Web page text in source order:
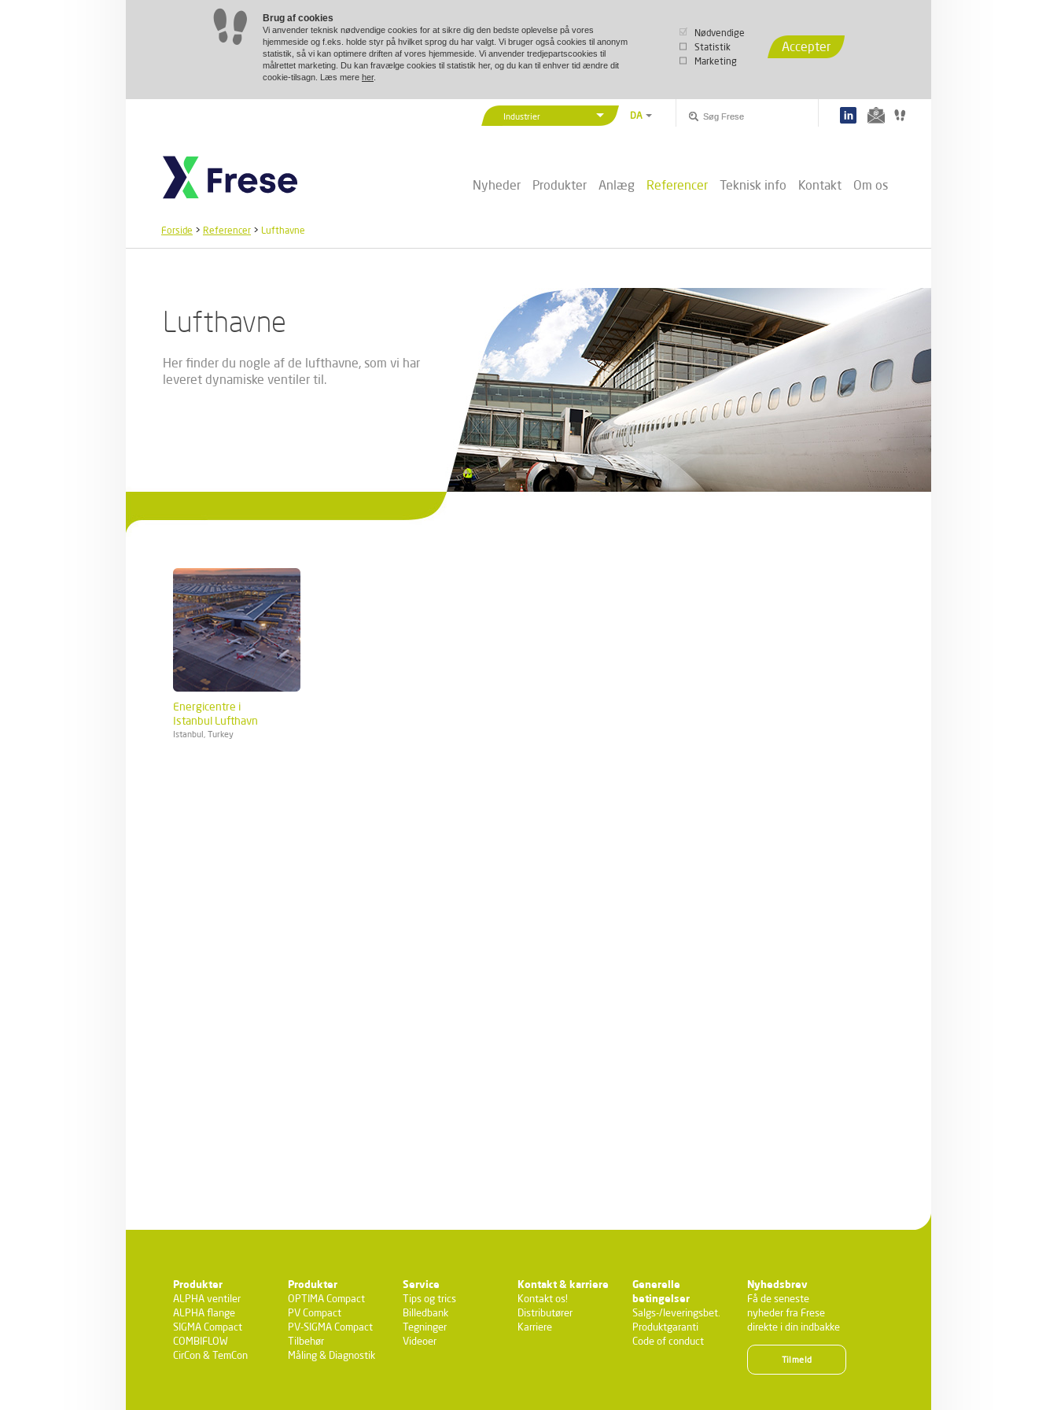
Brug af cookies
Vi anvender teknisk nødvendige cookies for at sikre dig den bedste oplevelse på vores
hjemmeside og f.eks. holde styr på hvilket sprog du har valgt. Vi bruger også cookies til anonym
statistik, så vi kan optimere driften af vores hjemmeside. Vi anvender tredjepartscookies til
målrettet marketing. Du kan fravælge cookies til statistik her, og du kan til enhver tid ændre dit
cookie-tilsagn. Læs mere her.
Nødvendige
Statistik
Marketing
Accepter
Nyheder Produkter Anlæg Referencer Teknisk info Kontakt Om os
Industrier
Fjernvarme/-køling
DA
PL
Forside > Referencer > Lufthavne
Lufthavne
Her finder du nogle af de lufthavne, som vi har
leveret dynamiske ventiler til.
Energicentre i
Istanbul Lufthavn
Istanbul, Turkey
Produkter
ALPHA ventiler
ALPHA flange
SIGMA Compact
COMBIFLOW
CirCon & TemCon
Produkter
OPTIMA Compact
PV Compact
PV-SIGMA Compact
Tilbehør
Måling & Diagnostik
Service
Tips og trics
Billedbank
Tegninger
Videoer
Kontakt & karriere
Kontakt os!
Distributører
Karriere
Generelle
betingelser
Salgs-/leveringsbet.
Produktgaranti
Code of conduct
Nyhedsbrev
Få de seneste
nyheder fra Frese
direkte i din indbakke
Tilmeld